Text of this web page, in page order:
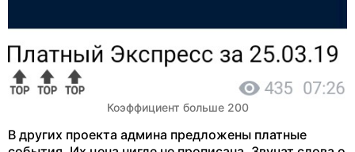
Коэффициент больше 200
В других проекта админа предложены платные